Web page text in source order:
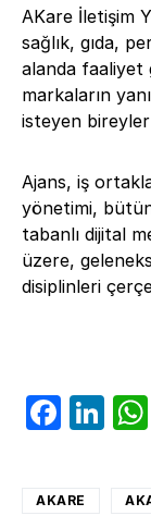
AKare İletişim
sağlık, gıda,
alanda faaliyet
markaların
isteyen
Ajans, iş
yönetimi,
tabanlı dijital
üzere,
disiplinleri
AKARE